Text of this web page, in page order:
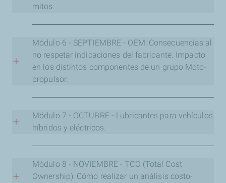
Regístrate para ver la clase grabada
mitos.
OBJETIVO:Conocer el trasfondo de cada uno de los
mitos populares a fin de poder rebatirlos con seguridad
e información técnica sólida.
Módulo 6 - SEPTIEMBRE - OEM: Consecuencias al
no respetar indicaciones del fabricante. Impacto
en los distintos componentes de un grupo Moto-
propulsor.
OBJETIVO:Una verdadera nómina de consecuencias
que será muy útil para que cualquier operador de centro
de lubricación pueda vender lo recomendado por el
manual de usuario y, en ocasiones, excederlo.
Link de inscripción
Módulo 7 - OCTUBRE - Lubricantes para vehículos
híbridos y eléctricos.
OBJETIVO:Guía y recomendaciones para los vehículos
de estas tecnologías.
Módulo 8 - NOVIEMBRE - TCO (Total Cost
Ownership): Cómo realizar un análisis costo-